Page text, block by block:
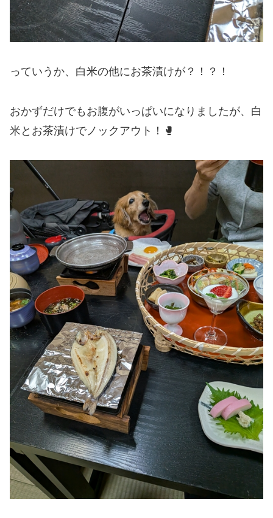
っていうか、白米の他にお茶漬けが？！？！
おかずだけでもお腹がいっぱいになりましたが、白
米とお茶漬けでノックアウト！🥊